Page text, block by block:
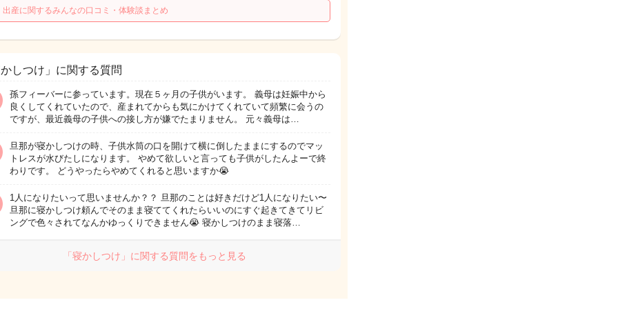
出産に関するみんなの口コミ・体験談まとめ
しつけ」に関する質問
孫フィーバーに参っています。現在５ヶ月の子供がいます。 義母は妊娠中から
良くしてくれていたので、産まれてからも気にかけてくれていて頻繁に会うの
ですが、最近義母の子供への接し方が嫌でたまりません。 元々義母は…
旦那が寝かしつけの時、子供水筒の口を開けて横に倒したままにするのでマッ
トレスが水びたしになります。 やめて欲しいと言っても子供がしたんよーで終
わりです。 どうやったらやめてくれると思いますか😭
1人になりたいって思いませんか？？ 旦那のことは好きだけど1人になりたい〜
旦那に寝かしつけ頼んでそのまま寝ててくれたらいいのにすぐ起きてきてリビ
ングで色々されてなんかゆっくりできません😭 寝かしつけのまま寝落…
「寝かしつけ」に関する質問をもっと見る